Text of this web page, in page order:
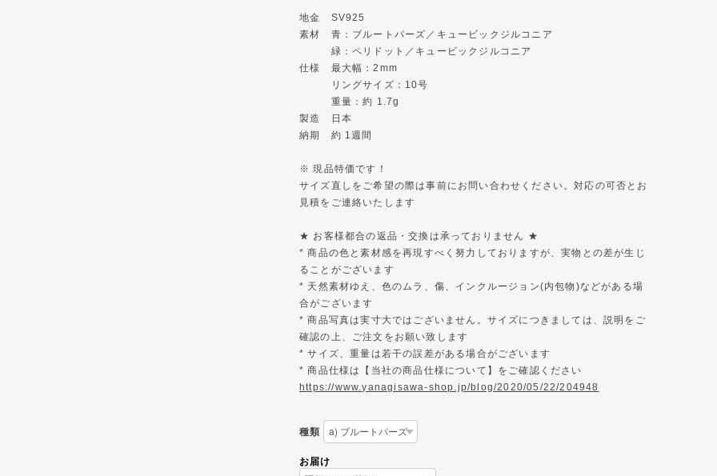
地金 SV925
素材 青：ブルートパーズ／キュービックジルコニア
緑：ペリドット／キュービックジルコニア
仕様 最大幅：2mm
リングサイズ：10号
重量：約 1.7g
製造 日本
納期 約 1週間
※ 現品特価です！
サイズ直しをご希望の際は事前にお問い合わせください。対応の可否とお
見積をご連絡いたします
★ お客様都合の返品・交換は承っておりません ★
* 商品の色と素材感を再現すべく努力しておりますが、実物との差が生じ
ることがございます
* 天然素材ゆえ、色のムラ、傷、インクルージョン(内包物)などがある場
合がございます
* 商品写真は実寸大ではございません。サイズにつきましては、説明をご
確認の上、ご注文をお願い致します
* サイズ、重量は若干の誤差がある場合がございます
* 商品仕様は【当社の商品仕様について】をご確認ください
https://www.yanagisawa-shop.jp/blog/2020/05/22/204948
種類
お届け